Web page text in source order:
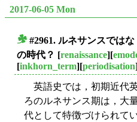
2017-06-05 Mon
#2961. ルネサンスでは
の時代？ [renaissance][
[inkhorn_term][periodisation
英語史では，初期近代
ろのルネサンス期は，大
代として特徴づけられて